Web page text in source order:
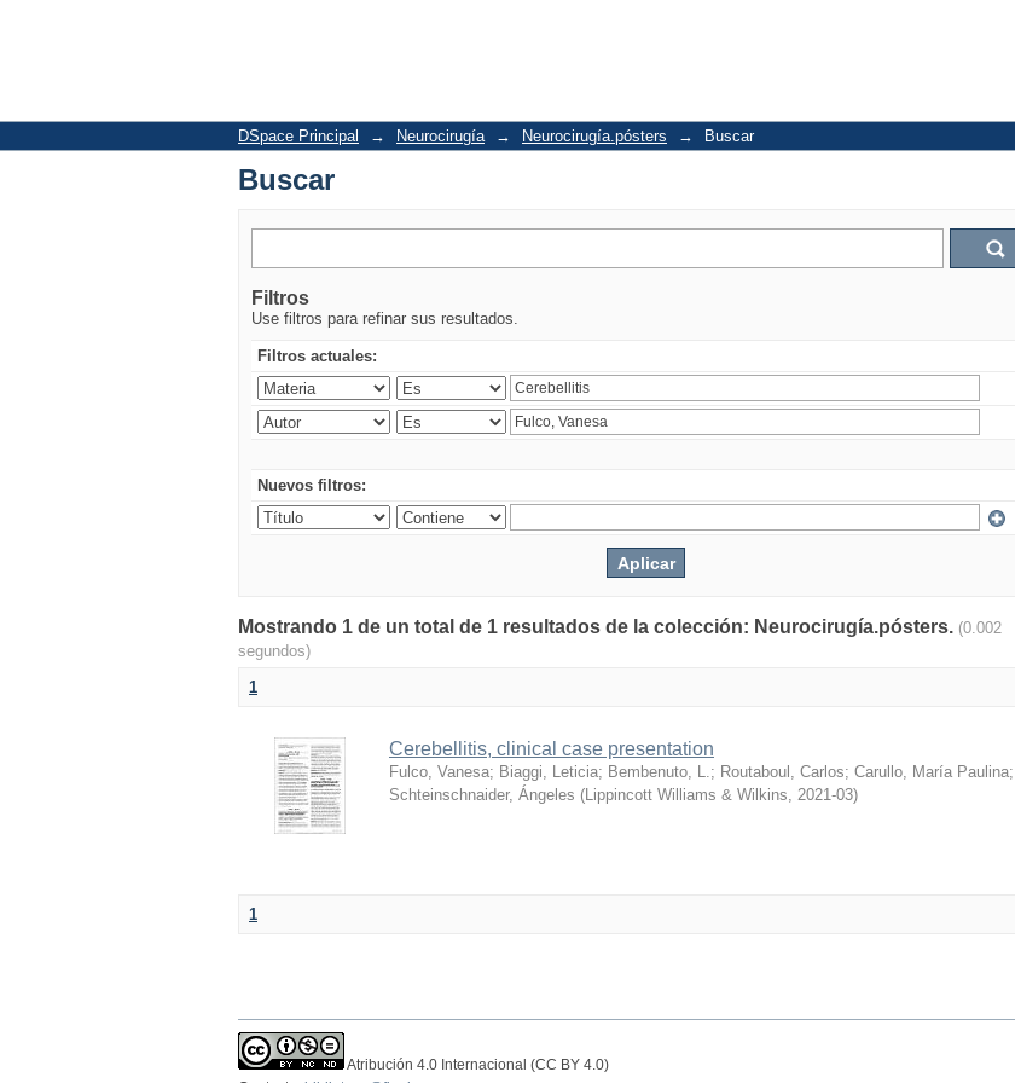
DSpace Principal → Neurocirugía → Neurocirugía.pósters → Buscar
Buscar
Filtros
Use filtros para refinar sus resultados.
Filtros actuales:
Nuevos filtros:
Mostrando 1 de un total de 1 resultados de la colección: Neurocirugía.pósters. (0.002
segundos)
1
Cerebellitis, clinical case presentation
Fulco, Vanesa; Biaggi, Leticia; Bembenuto, L.; Routaboul, Carlos; Carullo, María Paulina;
Schteinschnaider, Ángeles (Lippincott Williams & Wilkins, 2021-03)
1
Atribución 4.0 Internacional (CC BY 4.0)